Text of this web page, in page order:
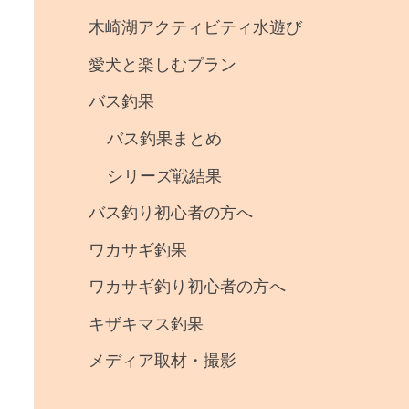
木崎湖アクティビティ水遊び
愛犬と楽しむプラン
バス釣果
バス釣果まとめ
シリーズ戦結果
バス釣り初心者の方へ
ワカサギ釣果
ワカサギ釣り初心者の方へ
キザキマス釣果
メディア取材・撮影
釣
果